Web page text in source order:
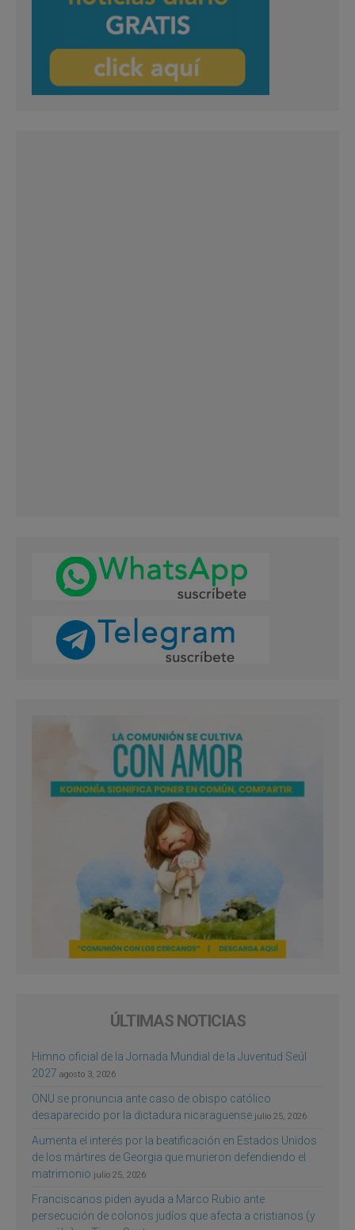
ÚLTIMAS NOTICIAS
Himno oficial de la Jornada Mundial de la Juventud Seúl
2027 agosto 3, 2026
ONU se pronuncia ante caso de obispo católico
desaparecido por la dictadura nicaragüense julio 25, 2026
Aumenta el interés por la beatificación en Estados Unidos
de los mártires de Georgia que murieron defendiendo el
matrimonio julio 25, 2026
Franciscanos piden ayuda a Marco Rubio ante
persecución de colonos judíos que afecta a cristianos (y